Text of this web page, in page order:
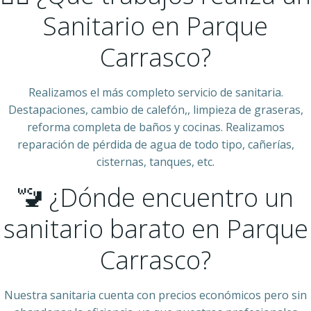
Sanitario en Parque
Carrasco?
Realizamos el más completo servicio de sanitaria.
Destapaciones, cambio de calefón,, limpieza de graseras,
reforma completa de baños y cocinas. Realizamos
reparación de pérdida de agua de todo tipo, cañerías,
cisternas, tanques, etc.
🚾 ¿Dónde encuentro un
sanitario barato en Parque
Carrasco?
Nuestra sanitaria cuenta con precios económicos pero sin